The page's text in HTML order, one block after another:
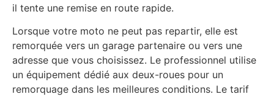
il tente une remise en route rapide.
Lorsque votre moto ne peut pas repartir, elle est
remorquée vers un garage partenaire ou vers une
adresse que vous choisissez. Le professionnel utilise
un équipement dédié aux deux-roues pour un
remorquage dans les meilleures conditions. Le tarif